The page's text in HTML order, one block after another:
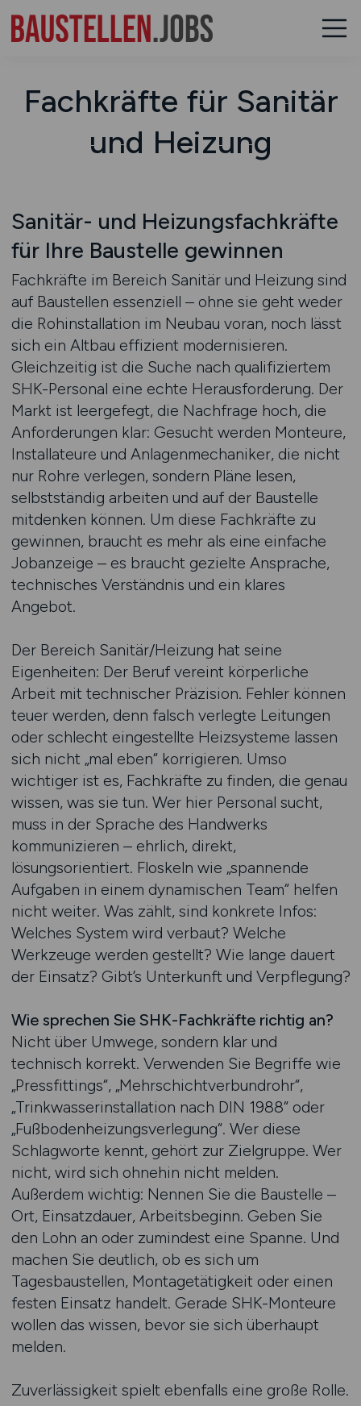
Fachkräfte für Sanitär
und Heizung
Sanitär- und Heizungsfachkräfte
für Ihre Baustelle gewinnen
Fachkräfte im Bereich Sanitär und Heizung sind
auf Baustellen essenziell – ohne sie geht weder
die Rohinstallation im Neubau voran, noch lässt
sich ein Altbau effizient modernisieren.
Gleichzeitig ist die Suche nach qualifiziertem
SHK-Personal eine echte Herausforderung. Der
Markt ist leergefegt, die Nachfrage hoch, die
Anforderungen klar: Gesucht werden Monteure,
Installateure und Anlagenmechaniker, die nicht
nur Rohre verlegen, sondern Pläne lesen,
selbstständig arbeiten und auf der Baustelle
mitdenken können. Um diese Fachkräfte zu
gewinnen, braucht es mehr als eine einfache
Jobanzeige – es braucht gezielte Ansprache,
technisches Verständnis und ein klares
Angebot.
Der Bereich Sanitär/Heizung hat seine
Eigenheiten: Der Beruf vereint körperliche
Arbeit mit technischer Präzision. Fehler können
teuer werden, denn falsch verlegte Leitungen
oder schlecht eingestellte Heizsysteme lassen
sich nicht „mal eben“ korrigieren. Umso
wichtiger ist es, Fachkräfte zu finden, die genau
wissen, was sie tun. Wer hier Personal sucht,
muss in der Sprache des Handwerks
kommunizieren – ehrlich, direkt,
lösungsorientiert. Floskeln wie „spannende
Aufgaben in einem dynamischen Team“ helfen
nicht weiter. Was zählt, sind konkrete Infos:
Welches System wird verbaut? Welche
Werkzeuge werden gestellt? Wie lange dauert
der Einsatz? Gibt’s Unterkunft und Verpflegung?
Wie sprechen Sie SHK-Fachkräfte richtig an?
Nicht über Umwege, sondern klar und
technisch korrekt. Verwenden Sie Begriffe wie
„Pressfittings“, „Mehrschichtverbundrohr“,
„Trinkwasserinstallation nach DIN 1988“ oder
„Fußbodenheizungsverlegung“. Wer diese
Schlagworte kennt, gehört zur Zielgruppe. Wer
nicht, wird sich ohnehin nicht melden.
Außerdem wichtig: Nennen Sie die Baustelle –
Ort, Einsatzdauer, Arbeitsbeginn. Geben Sie
den Lohn an oder zumindest eine Spanne. Und
machen Sie deutlich, ob es sich um
Tagesbaustellen, Montagetätigkeit oder einen
festen Einsatz handelt. Gerade SHK-Monteure
wollen das wissen, bevor sie sich überhaupt
melden.
Zuverlässigkeit spielt ebenfalls eine große Rolle.